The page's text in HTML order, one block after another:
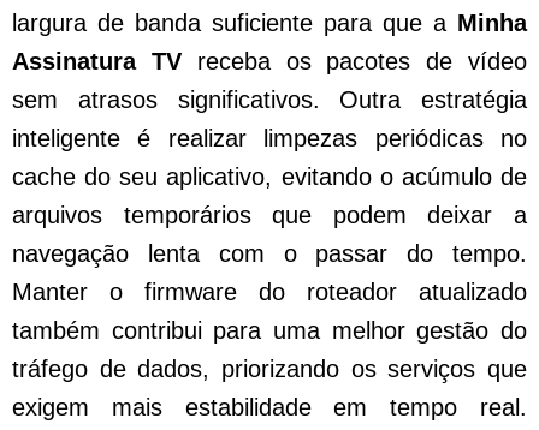
largura de banda suficiente para que a Minha
Assinatura TVreceba os pacotes de vídeo
sem atrasos significativos. Outra estratégia
inteligente é realizar limpezas periódicas no
cache do seu aplicativo, evitando o acúmulo de
arquivos temporários que podem deixar a
navegação lenta com o passar do tempo.
Manter o firmware do roteador atualizado
também contribui para uma melhor gestão do
tráfego de dados, priorizando os serviços que
exigem mais estabilidade em tempo real.